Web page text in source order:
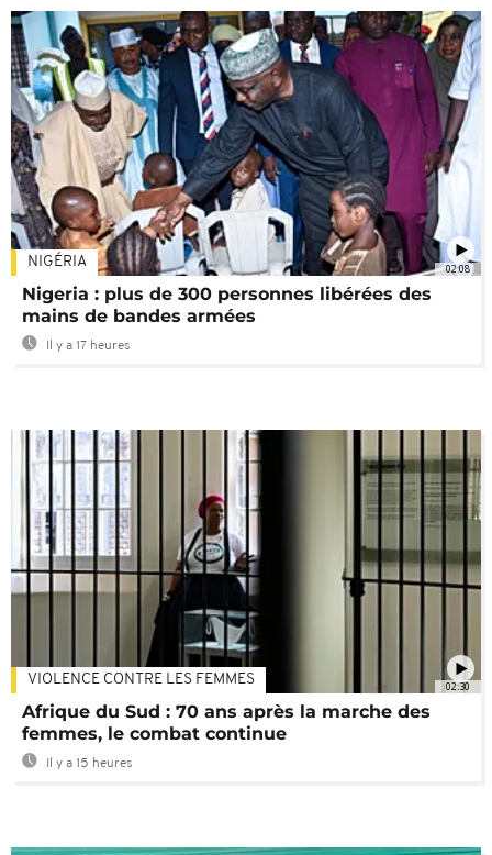
02:08
NIGÉRIA
Nigeria : plus de 300 personnes libérées des
mains de bandes armées
Il y a 17 heures
02:30
VIOLENCE CONTRE LES FEMMES
Afrique du Sud : 70 ans après la marche des
femmes, le combat continue
Il y a 15 heures